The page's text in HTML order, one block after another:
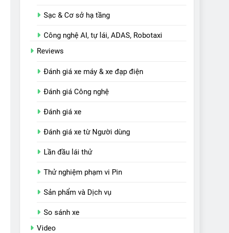
Sạc & Cơ sở hạ tầng
Công nghệ AI, tự lái, ADAS, Robotaxi
Reviews
Đánh giá xe máy & xe đạp điện
Đánh giá Công nghệ
Đánh giá xe
Đánh giá xe từ Người dùng
Lần đầu lái thử
Thử nghiệm phạm vi Pin
Sản phẩm và Dịch vụ
So sánh xe
Video